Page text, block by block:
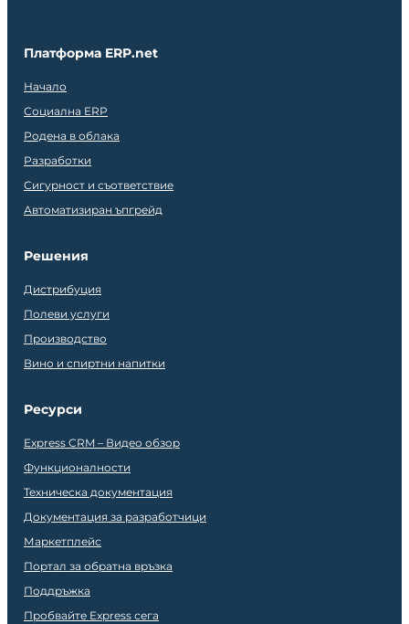
Платформа ERP.net
Начало
Социална ERP
Родена в облака
Разработки
Сигурност и съответствие
Автоматизиран ъпгрейд
Решения
Дистрибуция
Полеви услуги
Производство
Вино и спиртни напитки
Ресурси
Express CRM – Видео обзор
Функционалности
Техническа документация
Документация за разработчици
Маркетплейс
Портал за обратна връзка
Поддръжка
Пробвайте Express сега